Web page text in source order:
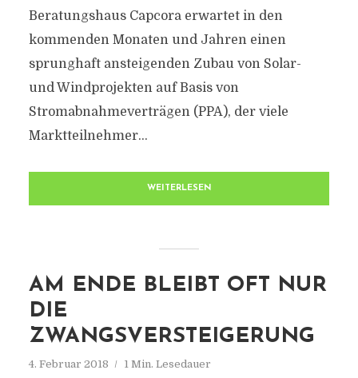
Beratungshaus Capcora erwartet in den
kommenden Monaten und Jahren einen
sprunghaft ansteigenden Zubau von Solar-
und Windprojekten auf Basis von
Stromabnahmeverträgen (PPA), der viele
Marktteilnehmer...
WEITERLESEN
AM ENDE BLEIBT OFT NUR
DIE
ZWANGSVERSTEIGERUNG
4. Februar 2018 1 Min. Lesedauer